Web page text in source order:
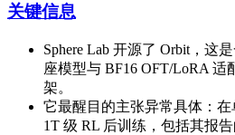
关键信息
Sphere Lab 开源了 Orbit，这
座模型与 BF16 OFT/LoRA
架。
它最醒目的主张异常具体：
1T 级 RL 后训练，包括其报